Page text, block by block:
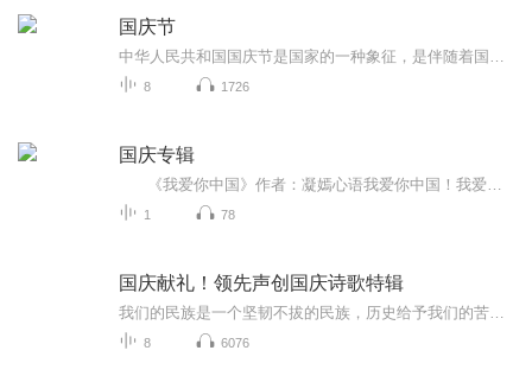
国庆节
8 1726
国庆专辑
1 78
国庆献礼！领先声创国庆诗歌特辑
8 6076